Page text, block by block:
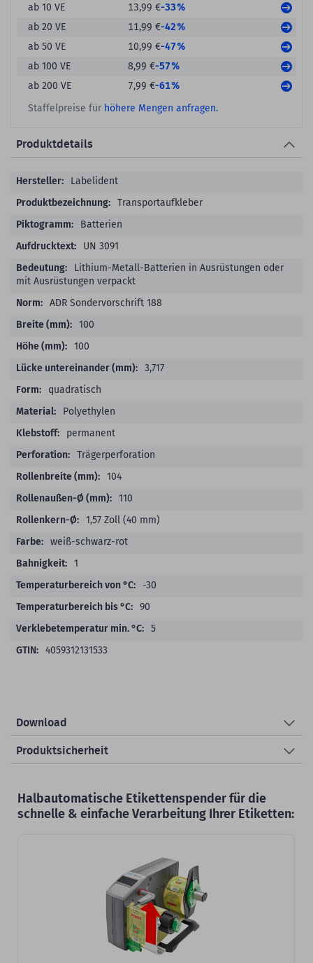
ab 10 VE
13,99 €-33%
ab 20 VE
11,99 €-42%
ab 50 VE
10,99 €-47%
ab 100 VE
8,99 €-57%
ab 200 VE
7,99 €-61%
Staffelpreise für höhere Mengen anfragen.
Produktdetails
ProduktdetailsLabelident
Transportaufkleber
Batterien
UN 3091
Lithium-Metall-Batterien in Ausrüstungen oder
mit Ausrüstungen verpackt
ADR Sondervorschrift 188
100
100
3,717
quadratisch
Polyethylen
permanent
Trägerperforation
104
110
1,57 Zoll (40 mm)
weiß-schwarz-rot
1
-30
90
5
4059312131533
Download
Produktsicherheit
Halbautomatische Etikettenspender für die
schnelle & einfache Verarbeitung Ihrer Etiketten: